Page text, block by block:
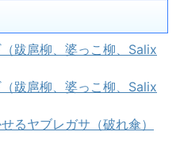
跋扈柳、婆っこ柳、Salix
跋扈柳、婆っこ柳、Salix
るヤブレガサ（破れ傘）